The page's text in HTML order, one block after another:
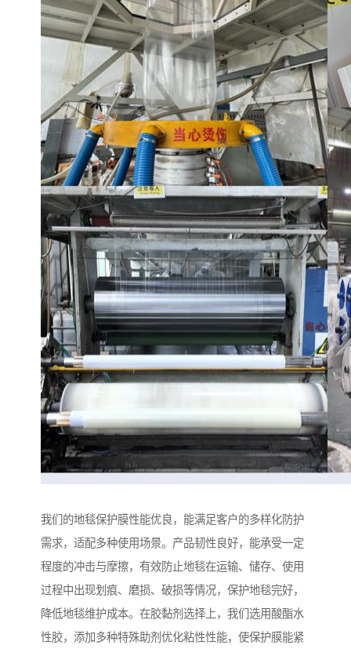
我们的地毯保护膜性能优良，能满足客户的多样化防护
需求，适配多种使用场景。产品韧性良好，能承受一定
程度的冲击与摩擦，有效防止地毯在运输、储存、使用
过程中出现划痕、磨损、破损等情况，保护地毯完好，
降低地毯维护成本。在胶黏剂选择上，我们选用酸酯水
性胶，添加多种特殊助剂优化粘性性能，使保护膜能紧